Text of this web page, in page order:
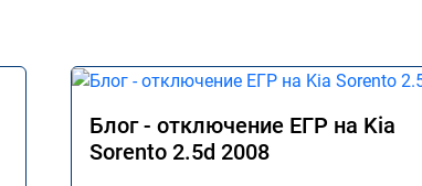
Блог - отключение ЕГР на Kia
Sorento 2.5d 2008